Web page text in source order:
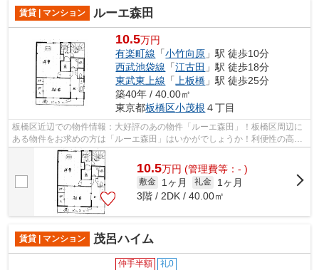
賃貸 | マンション ルーエ森田
10.5万円
有楽町線 「小竹向原 」駅 徒歩10分
西武池袋線 「江古田 」駅 徒歩18分
東武東上線 「 上板橋 」駅 徒歩25分
築40年 / 40.00㎡
東京都板橋区小茂根 ４丁目
板橋区近辺での物件情報：大好評のあの物件「ルーエ森田」！板橋区周辺に
ある物件をお求めの方は「ルーエ森田」はいかがでしょうか！利便性の高い
徒歩10分の物件です！防犯対策もバッ...
10.5万円 (管理費等：- )
敷金 1ヶ月 礼金
1ヶ月
3階 / 2DK / 40.00㎡
賃貸 | マンション 茂呂ハイム
仲手半額 礼0